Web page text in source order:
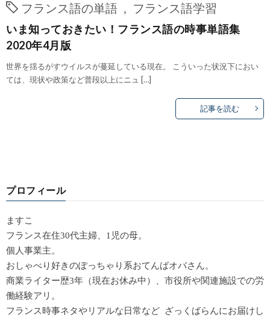
フランス語の単語
フランス語学習
いま知っておきたい！フランス語の時事単語集
2020年4月版
世界を揺るがすウイルスが蔓延している現在。 こういった状況下におい
ては、現状や政策など普段以上にニュ […]
記事を読む
プロフィール
ますこ
フランス在住30代主婦、1児の母。
個人事業主。
おしゃべり好きのぽっちゃり系おてんばオバさん。
商業ライター歴3年（現在お休み中）、市役所や関連施設での労
働経験アリ。
フランス時事ネタやリアルな日常など ざっくばらんにお届けし